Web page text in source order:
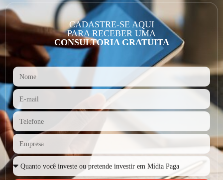
CADASTRE-SE AQUI
PARA RECEBER UMA
CONSULTORIA GRATUITA